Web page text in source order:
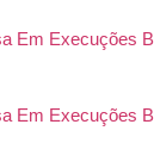
Em Execuções
Em Execuções